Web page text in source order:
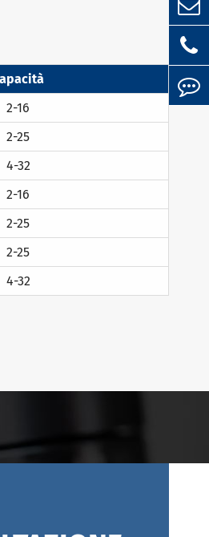
2-16
2-25
4-32
2-16
2-25
2-25
4-32